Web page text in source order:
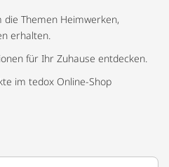
die Themen Heimwerken,
erhalten.
für Ihr Zuhause entdecken.
im tedox Online-Shop